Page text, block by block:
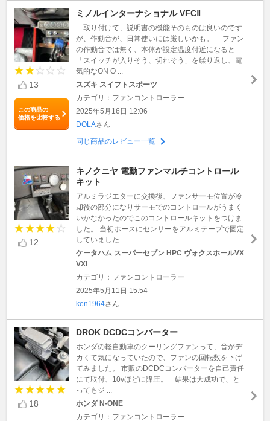
13
この商品の
価格を比較する
ミノルインターナショナル VFCⅡ
取り付けて、説明書の機能そのものは良いのです
が、作動音が、日常使いには厳しいかも。 ファン
の作動音では無く、本体が設定温度付近になると
「スイッチが入りそう、切れそう」を繰り返し、電
気的なON O ...
スズキ スイフトスポーツ
カテゴリ：ファンコントローラー
2025年5月16日 12:06
DOLAさん
同じ商品のレビュー一覧
12
キノクニヤ 電動ファンマルチコントロール
キット
アルミラジエターに交換後、ファンサーモ位置が冷
却後の部分になりサーモでのコントロールがうまく
いかなかったのでこのコントロールキットをつけま
した。 当初ホースにセンサーをアルミテープで固定
していました ...
ケータハム スーパーセブン HPC ヴォクスホールVX
VXI
カテゴリ：ファンコントローラー
2025年5月11日 15:54
ken1964さん
18
DROK DCDCコンバーター
ホンダの軽自動車のクーリングファンって、音がデ
カくて気になっていたので、ファンの回転数を下げ
てみました。 市販のDCDCコンバーターを自己責任
にて取付、10vほどに降圧。 結果は大成功で、と
ってもジ ...
ホンダ N-ONE
カテゴリ：ファンコントローラー